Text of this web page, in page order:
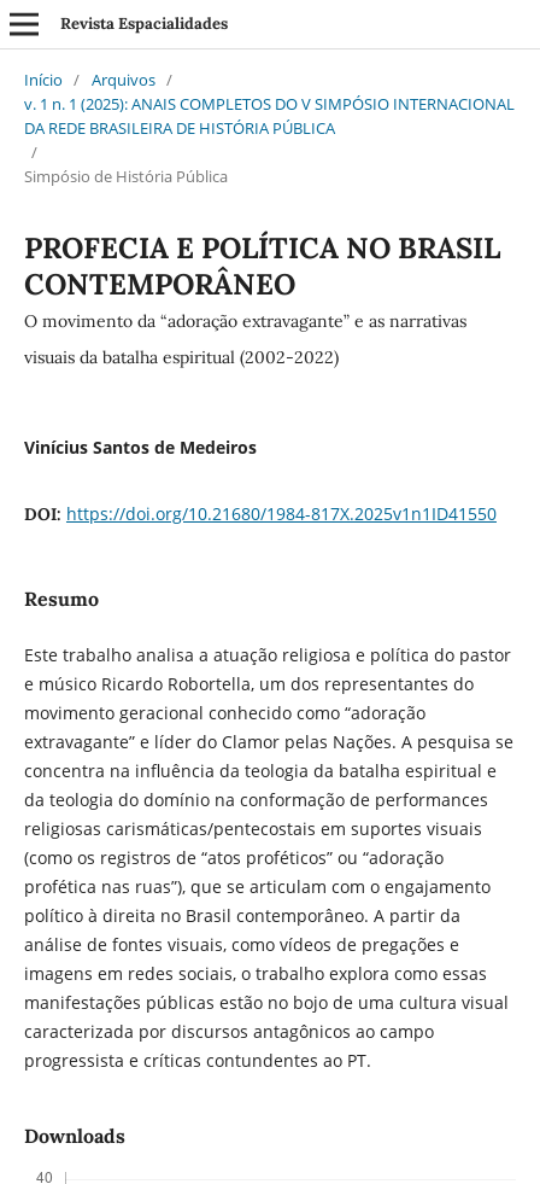
Revista Espacialidades
Início / Arquivos /
v. 1 n. 1 (2025): ANAIS COMPLETOS DO V SIMPÓSIO INTERNACIONAL
DA REDE BRASILEIRA DE HISTÓRIA PÚBLICA
/
Simpósio de História Pública
PROFECIA E POLÍTICA NO BRASIL
CONTEMPORÂNEO
O movimento da “adoração extravagante” e as narrativas
visuais da batalha espiritual (2002-2022)
Vinícius Santos de Medeiros
DOI: https://doi.org/10.21680/1984-817X.2025v1n1ID41550
Resumo
Este trabalho analisa a atuação religiosa e política do pastor
e músico Ricardo Robortella, um dos representantes do
movimento geracional conhecido como “adoração
extravagante” e líder do Clamor pelas Nações. A pesquisa se
concentra na influência da teologia da batalha espiritual e
da teologia do domínio na conformação de performances
religiosas carismáticas/pentecostais em suportes visuais
(como os registros de “atos proféticos” ou “adoração
profética nas ruas”), que se articulam com o engajamento
político à direita no Brasil contemporâneo. A partir da
análise de fontes visuais, como vídeos de pregações e
imagens em redes sociais, o trabalho explora como essas
manifestações públicas estão no bojo de uma cultura visual
caracterizada por discursos antagônicos ao campo
progressista e críticas contundentes ao PT.
Downloads